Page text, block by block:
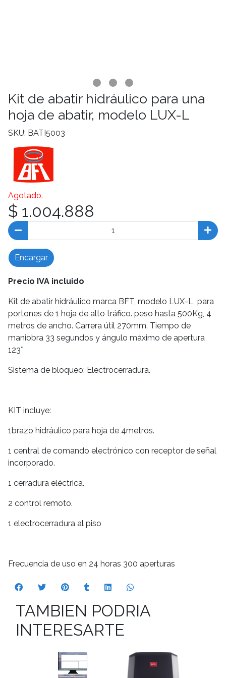
Kit de abatir hidráulico para una
hoja de abatir, modelo LUX-L
SKU: BATI5003
Agotado.
$ 1.004.888
Encargar
Precio IVA incluido
Kit de abatir hidráulico marca BFT, modelo LUX-L para
portones de 1 hoja de alto tráfico. peso hasta 500Kg, 4
metros de ancho. Carrera útil 270mm. Tiempo de
maniobra 33 segundos y ángulo máximo de apertura
123°
Sistema de bloqueo: Electrocerradura.
KIT incluye:
1brazo hidráulico para hoja de 4metros.
1 central de comando electrónico con receptor de señal
incorporado.
1 cerradura eléctrica.
2 control remoto.
1 electrocerradura al piso
Frecuencia de uso en 24 horas 300 aperturas
TAMBIEN PODRIA
INTERESARTE